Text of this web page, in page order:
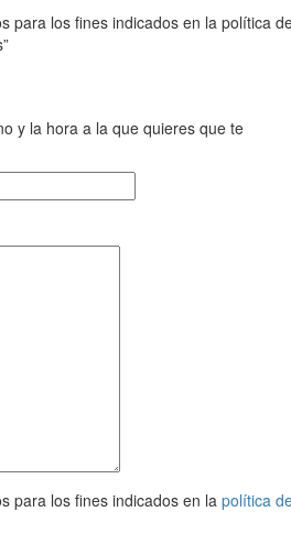
para los fines indicados en la política
y la hora a la que quieres que te
para los fines indicados en la política